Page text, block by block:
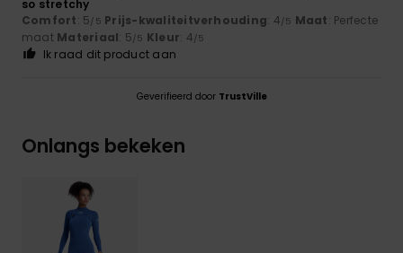
so stretchy
Comfort: 5/5 Prijs-kwaliteitverhouding: 4/5 Maat: Perfecte
maat Materiaal: 5/5 Kleur: 4/5
Ik raad dit product aan
Geverifieerd door TrustVille
Onlangs bekeken